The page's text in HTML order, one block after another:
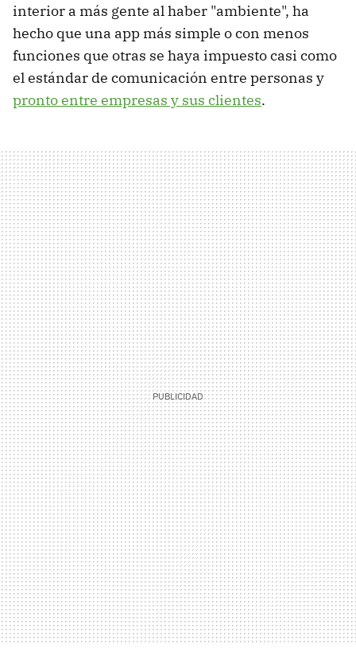
interior a más gente al haber "ambiente", ha
hecho que una app más simple o con menos
funciones que otras se haya impuesto casi como
el estándar de comunicación entre personas y
pronto entre empresas y sus clientes.